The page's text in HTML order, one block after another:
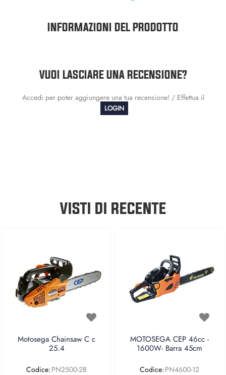
INFORMAZIONI DEL PRODOTTO
VUOI LASCIARE UNA RECENSIONE?
Accedi per poter aggiungere una tua recensione! / Effettua il
LOGIN
VISTI DI RECENTE
Motosega Chainsaw C c
25.4
Codice: PN2500-2B
MOTOSEGA CEP 46cc -
1600W- Barra 45cm
Codice: PN4600-12